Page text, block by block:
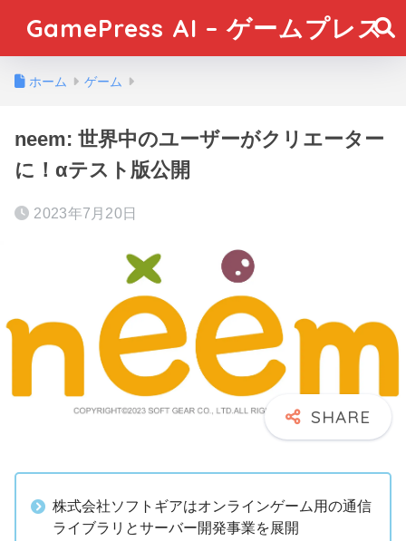
GamePress AI – ゲームプレス
ホーム ゲーム
neem: 世界中のユーザーがクリエーター
に！αテスト版公開
2023年7月20日
株式会社ソフトギアはオンラインゲーム用の通信
ライブラリとサーバー開発事業を展開